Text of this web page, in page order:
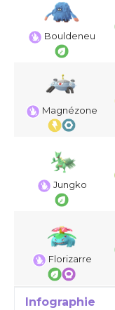
Bouldeneu
Magnézone
Jungko
Florizarre
Infographie